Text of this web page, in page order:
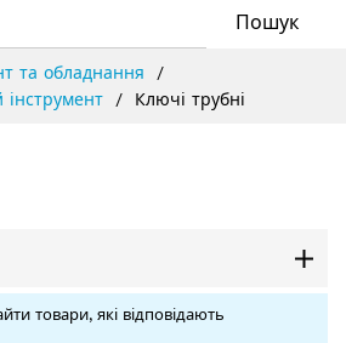
Пошук
та обладнання
Ключі трубні
товари, які відповідають